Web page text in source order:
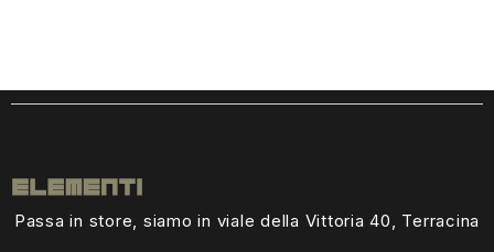
Passa in store, siamo in viale della Vittoria 40, Terracina